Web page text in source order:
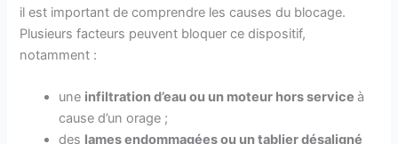
il est important de comprendre les causes du blocage.
Plusieurs facteurs peuvent bloquer ce dispositif,
notamment :
une infiltration d’eau ou un moteur hors serviceà
cause d’un orage ;
des lames endommagées ou un tablier désaligné